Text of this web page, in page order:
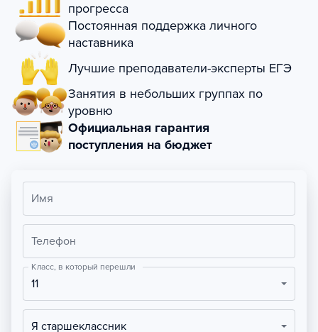
прогресса
Постоянная поддержка личного
наставника
Лучшие преподаватели-эксперты ЕГЭ
Занятия в небольших группах по
уровню
Официальная гарантия
поступления на бюджет
Имя
Телефон
Класс, в который перешли
11
Я старшеклассник